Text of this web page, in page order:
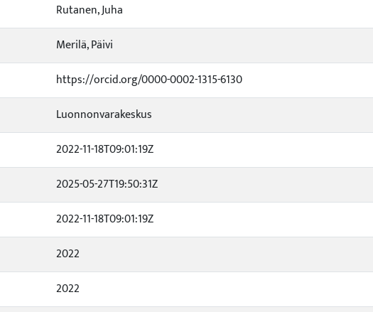
Rutanen, Juha
Merilä, Päivi
https://orcid.org/0000-0002-1315-6130
Luonnonvarakeskus
2022-11-18T09:01:19Z
2025-05-27T19:50:31Z
2022-11-18T09:01:19Z
2022
2022